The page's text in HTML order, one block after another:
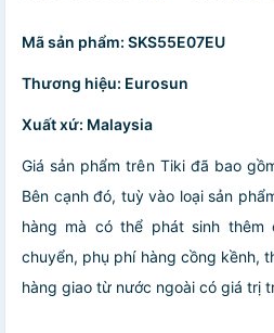
Mã sản phẩm: SKS55E07EU
Thương hiệu: Eurosun
Xuất xứ: Malaysia
Giá sản phẩm trên Tiki đã bao
Bên cạnh đó, tuỳ vào loại sản
hàng mà có thể phát sinh
chuyển, phụ phí hàng cồng kềnh,
hàng giao từ nước ngoài có giá trị